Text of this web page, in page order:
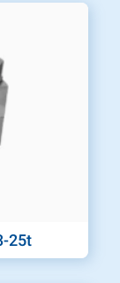
25t